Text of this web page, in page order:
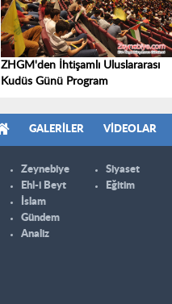
ZHGM'den İhtişamlı Uluslararası
Kudüs Günü Program
GALERILER VIDEOLAR
Zeynebiye
Ehl-i Beyt
İslam
Gündem
Analiz
Siyaset
Eğitim